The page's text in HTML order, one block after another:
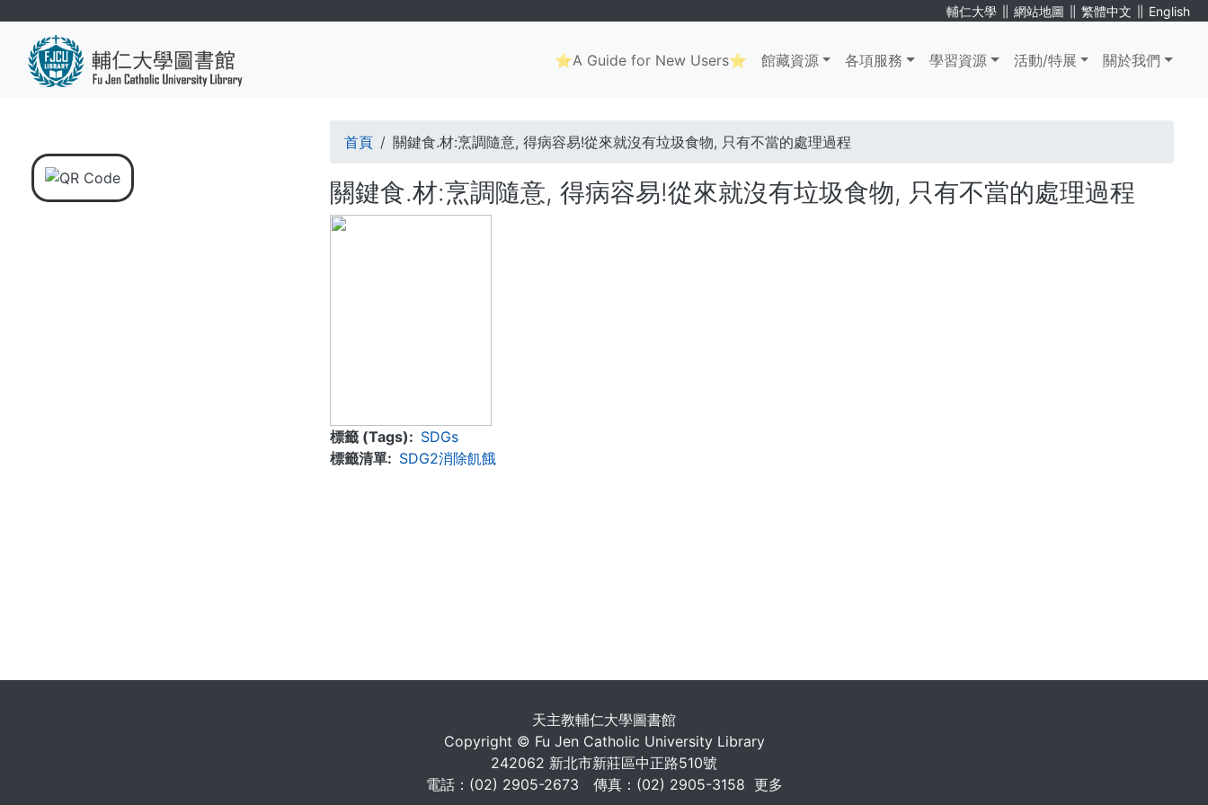
輔仁大學 ∥ 網站地圖 ∥ 繁體中文 ∥ English
Main
navigation
⭐A Guide for New Users⭐ 館藏資源 各項服務 學習資源 活動/特展 關於我們
導
連
結
首頁 關鍵食.材:烹調隨意, 得病容易!從來就沒有垃圾食物, 只有不當的處理過程
關鍵食.材:烹調隨意, 得病容易!從來就沒有垃圾食物, 只有不當的處理過程
標籤 (Tags)
SDGs
標籤清單
SDG2消除飢餓
天主教輔仁大學圖書館
Copyright © Fu Jen Catholic University Library
242062 新北市新莊區中正路510號
電話：(02) 2905-2673 傳真：(02) 2905-3158 更多